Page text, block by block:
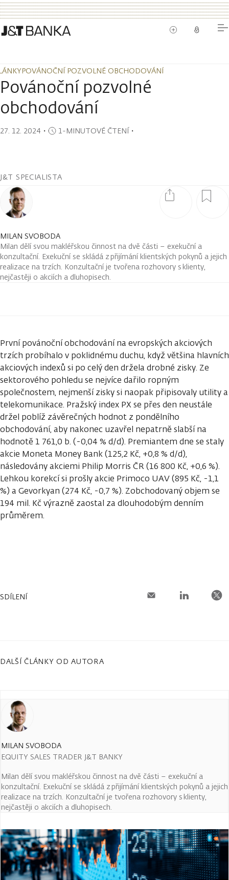
POVÁNOČNÍ POZVOLNÉ OBCHODOVÁNÍ
POVÁNOČNÍ POZVOLNÉ OBCHODOVÁNÍ
Povánoční pozvolné
obchodování
27. 12. 2024 ・ 1-MINUTOVÉ ČTENÍ・
J&T SPECIALISTA
MILAN SVOBODA
Milan dělí svou makléřskou činnost na dvě části – exekuční a
konzultační. Exekuční se skládá z přijímání klientských pokynů a jejich
realizace na trzích. Konzultační je tvořena rozhovory s klienty,
nejčastěji o akciích a dluhopisech.
První povánoční obchodování na evropských akciových
trzích probíhalo v poklidnému duchu, když většina hlavních
akciových indexů si po celý den držela drobné zisky. Ze
sektorového pohledu se nejvíce dařilo ropným
společnostem, nejmenší zisky si naopak připisovaly utility a
telekomunikace. Pražský index PX se přes den neustále
držel poblíž závěrečných hodnot z pondělního
obchodování, aby nakonec uzavřel nepatrně slabší na
hodnotě 1 761,0 b. (-0,04 % d/d). Premiantem dne se staly
akcie Moneta Money Bank (125,2 Kč, +0,8 % d/d),
následovány akciemi Philip Morris ČR (16 800 Kč, +0,6 %).
Lehkou korekcí si prošly akcie Primoco UAV (895 Kč, -1,1
%) a Gevorkyan (274 Kč, -0,7 %). Zobchodovaný objem se
194 mil. Kč výrazně zaostal za dlouhodobým denním
průměrem.
SDÍLENÍ
DALŠÍ ČLÁNKY OD AUTORA
MILAN SVOBODA
EQUITY SALES TRADER J&T BANKY
Milan dělí svou makléřskou činnost na dvě části – exekuční a
konzultační. Exekuční se skládá z přijímání klientských pokynů a jejich
realizace na trzích. Konzultační je tvořena rozhovory s klienty,
nejčastěji o akciích a dluhopisech.